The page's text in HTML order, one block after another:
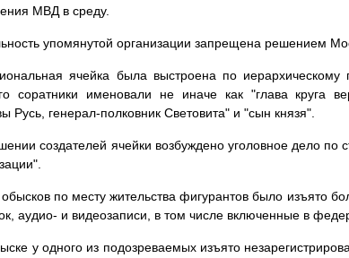
МВД в среду.
упомянутой организации запрещена решением
ячейка была выстроена по
соратники именовали не иначе как "глава круга
Русь, генерал-полковник Световита" и "сын князя".
создателей ячейки возбуждено уголовное дело по
по месту жительства фигурантов было изъято
аудио- и видеозаписи, в том числе включенные в
у одного из подозреваемых изъято